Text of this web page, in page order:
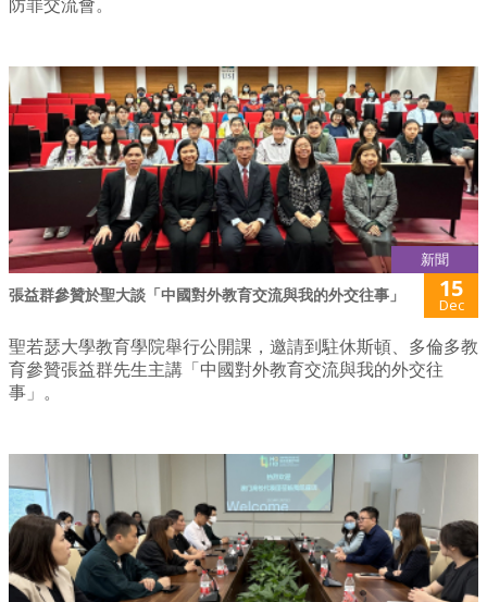
新聞
張益群參贊於聖大談「中國對外教育交流與我的外交往事」 15
Dec
聖若瑟大學教育學院舉行公開課，邀請到駐休斯頓、多倫多教
育參贊張益群先生主講「中國對外教育交流與我的外交往
事」。